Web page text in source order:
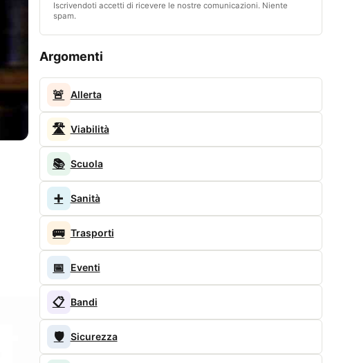
Iscrivendoti accetti di ricevere le nostre comunicazioni. Niente
spam.
Argomenti
🚨 Allerta
🛣️ Viabilità
📚 Scuola
➕ Sanità
🚌 Trasporti
📅 Eventi
📋 Bandi
🛡️ Sicurezza